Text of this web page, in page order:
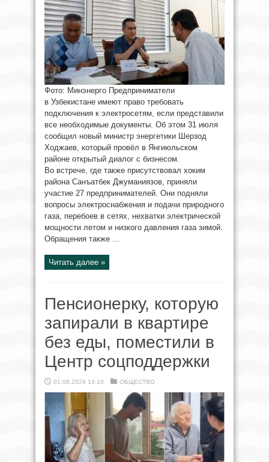
Фото: Минэнерго Предприниматели
в Узбекистане имеют право требовать
подключения к электросетям, если представили
все необходимые документы. Об этом 31 июля
сообщил новый министр энергетики Шерзод
Ходжаев, который провёл в Янгиюльском
районе открытый диалог с бизнесом.
Во встрече, где также присутствовал хоким
района Санъатбек Джуманиязов, приняли
участие 27 предпринимателей. Они подняли
вопросы электроснабжения и подачи природного
газа, перебоев в сетях, нехватки электрической
мощности летом и низкого давления газа зимой.
Обращения также ...
Читать далее »
Пенсионерку, которую
запирали в квартире
без еды, поместили в
Центр соцподдержки
01.08.2026 14:10 ОБЩЕСТВО